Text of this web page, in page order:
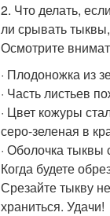
2. Что делать,
ли срывать
Осмотрите
· Плодоножка из
· Часть листьев
· Цвет кожуры
серо-зеленая в
· Оболочка тыквы
Когда будете
Срезайте тыкву
храниться. Удачи!